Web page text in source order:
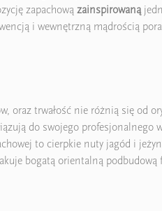
zapachową zainspirowaną
i wewnętrzną mądrością
oraz trwałość nie różnią się od
do swojego profesjonalnego
to cierpkie nuty jagód i
bogatą orientalną podbudową